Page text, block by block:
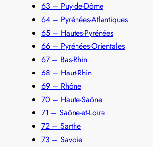
63 – Puy-de-Dôme
64 – Pyrénées-Atlantiques
65 – Hautes-Pyrénées
66 – Pyrénées-Orientales
67 – Bas-Rhin
68 – Haut-Rhin
69 – Rhône
70 – Haute-Saône
71 – Saône-et-Loire
72 – Sarthe
73 – Savoie